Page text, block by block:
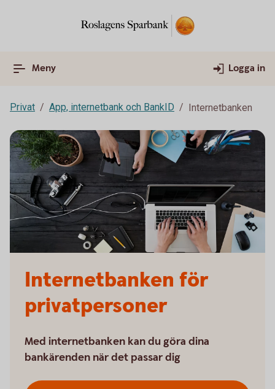
Meny Logga in
Privat App, internetbank och BankID Internetbanken
Internetbanken för
privatpersoner
Med internetbanken kan du göra dina
bankärenden när det passar dig